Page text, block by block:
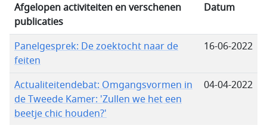
Afgelopen activiteiten en verschenen
publicaties
Datum
Panelgesprek: De zoektocht naar de
feiten
16-06-2022
Actualiteitendebat: Omgangsvormen in
de Tweede Kamer: 'Zullen we het een
beetje chic houden?'
04-04-2022